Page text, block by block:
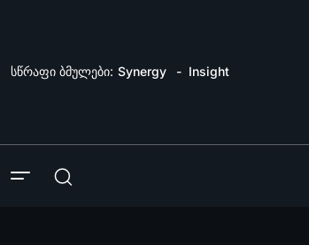
სწრაფი ბმულები: Synergy Insight